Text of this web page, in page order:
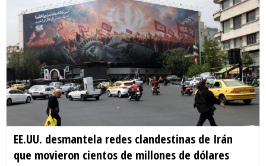
EE.UU. desmantela redes clandestinas de Irán
que movieron cientos de millones de dólares